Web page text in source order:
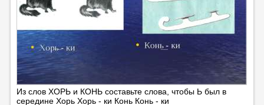
Из слов ХОРЬ и КОНЬ составьте слова, чтобы Ь был в
середине Хорь Хорь - ки Конь Конь - ки